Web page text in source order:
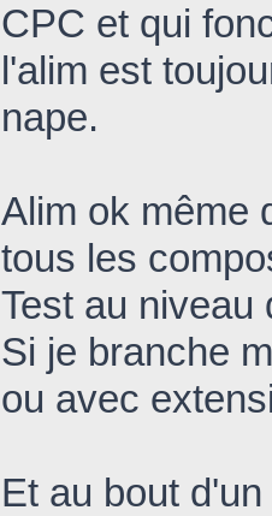
CPC et qui
l'alim est
nape.
Alim ok même
tous les
Test au niveau
Si je branche
ou avec
Et au bout